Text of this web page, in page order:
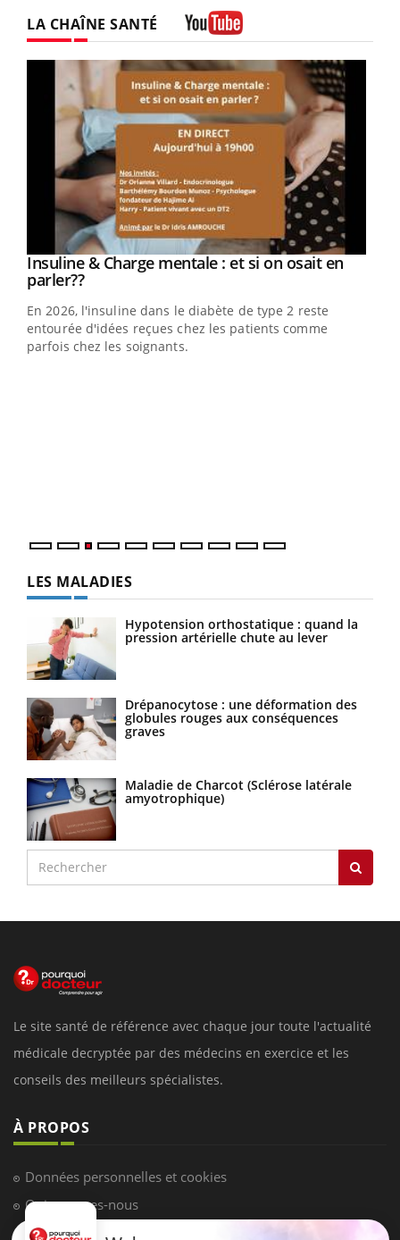
LA CHAÎNE SANTÉ
Youtube
Insuline & Charge mentale : et si on osait en
parler??Youtube
En 2026, l'insuline dans le diabète de type 2 reste
entourée d'idées reçues chez les patients comme
parfois chez les soignants.
LES MALADIES
Hypotension orthostatique : quand la
pression artérielle chute au lever
Drépanocytose : une déformation des
globules rouges aux conséquences
graves
Maladie de Charcot (Sclérose latérale
amyotrophique)
Le site santé de référence avec chaque jour toute l'actualité
médicale decryptée par des médecins en exercice et les
conseils des meilleurs spécialistes.
À PROPOS
Données personnelles et cookies
Qui sommes-nous
Conditions d'utilisation